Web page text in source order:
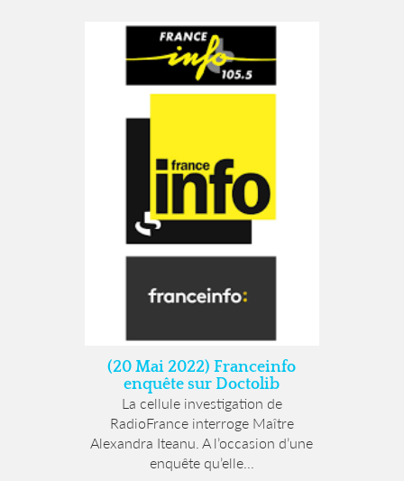
(20 Mai 2022) Franceinfo
enquête sur Doctolib
La cellule investigation de
RadioFrance interroge Maître
Alexandra Iteanu. A l’occasion d’une
enquête qu’elle...